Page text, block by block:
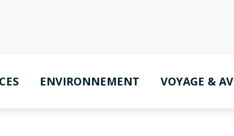
ENVIRONNEMENT VOYAGE &